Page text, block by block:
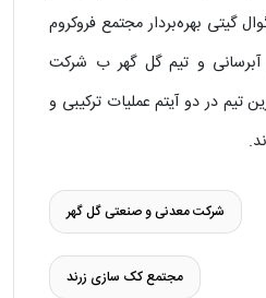
گیتی بهره‌بردار مجتمع فروکروم
آبرسانی و تیم گل‌ گهر ب شرکت
تیم در دو آیتم عملیات ترکیبی و
شرکت معدنی و صنعتی گل‌ گهر
مجتمع کک سازی زرند